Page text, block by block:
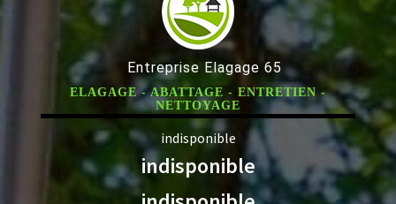
Entreprise Elagage 65
ELAGAGE - ABATTAGE - ENTRETIEN -
NETTOYAGE
indisponible
indisponible